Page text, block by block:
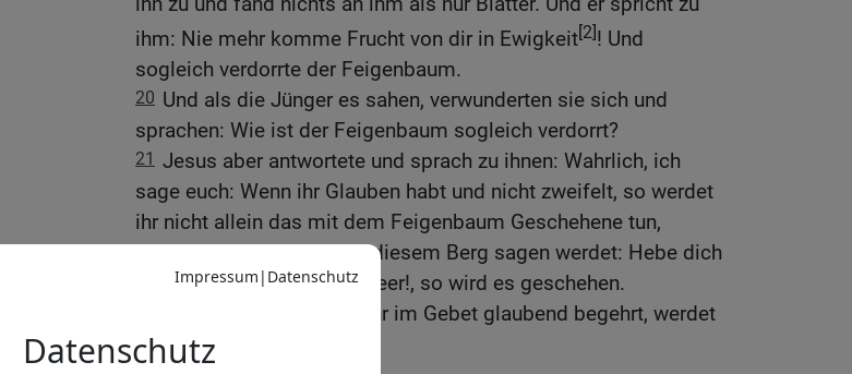
ihm: Nie mehr komme Frucht von dir in Ewigkeit[2]! Und
sogleich verdorrte der Feigenbaum.
20 Und als die Jünger es sahen, verwunderten sie sich und
sprachen: Wie ist der Feigenbaum sogleich verdorrt?
21 Jesus aber antwortete und sprach zu ihnen: Wahrlich, ich
sage euch: Wenn ihr Glauben habt und nicht zweifelt, so werdet
ihr nicht allein das mit dem Feigenbaum Geschehene tun,
sondern wenn ihr auch zu diesem Berg sagen werdet: Hebe dich
empor und wirf dich ins Meer!, so wird es geschehen.
Und alles, was immer ihr im Gebet glaubend begehrt, werdet
ihr empfangen.